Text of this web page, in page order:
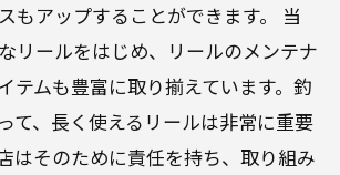
もアップすることができます。 当
リールをはじめ、リールのメンテナ
テムも豊富に取り揃えています。釣
て、長く使えるリールは非常に重要
はそのために責任を持ち、取り組み